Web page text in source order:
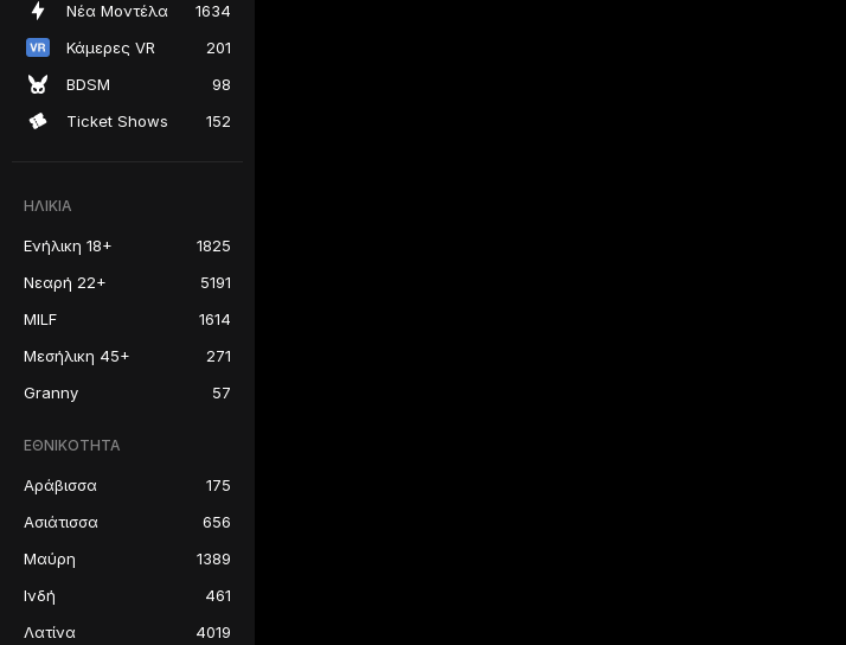
Νέα Μοντέλα
1634
Κάμερες VR
201
BDSM
98
Ticket Shows
152
ΗΛΙΚΊΑ
Ενήλικη 18+
1825
Νεαρή 22+
5191
MILF
1614
Μεσήλικη 45+
271
Granny
57
ΕΘΝΙΚΌΤΗΤΑ
Αράβισσα
175
Ασιάτισσα
656
Μαύρη
1389
Ινδή
461
Λατίνα
4019